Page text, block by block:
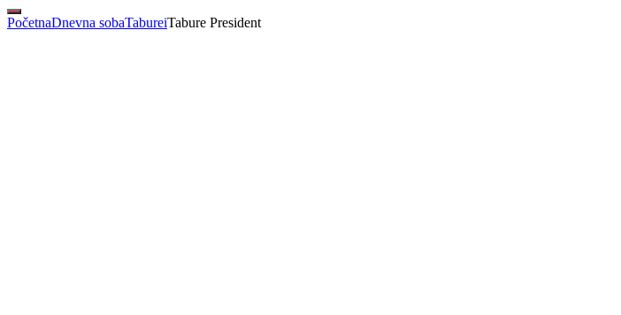
PočetnaDnevna sobaTabureiTabure President